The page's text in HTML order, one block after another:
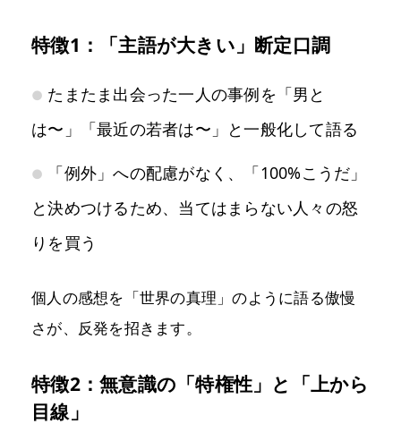
特徴1：「主語が大きい」断定口調
たまたま出会った一人の事例を「男と
は〜」「最近の若者は〜」と一般化して語る
「例外」への配慮がなく、「100%こうだ」
と決めつけるため、当てはまらない人々の怒
りを買う
個人の感想を「世界の真理」のように語る傲慢
さが、反発を招きます。
特徴2：無意識の「特権性」と「上から
目線」